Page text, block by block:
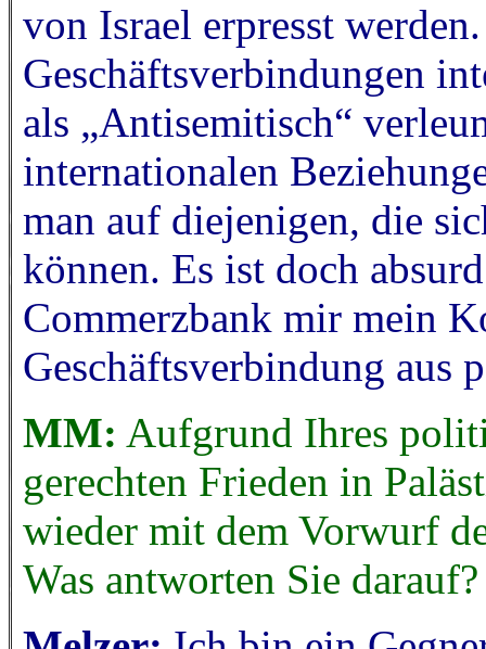
von Israel erpresst
Geschäftsverbindungen
als „Antisemitisch“
internationalen
man auf diejenigen, die
können. Es ist doch
Commerzbank mir mein
Geschäftsverbindung aus
MM: Aufgrund Ihres
gerechten Frieden in
wieder mit dem Vorwurf
Was antworten Sie darauf?